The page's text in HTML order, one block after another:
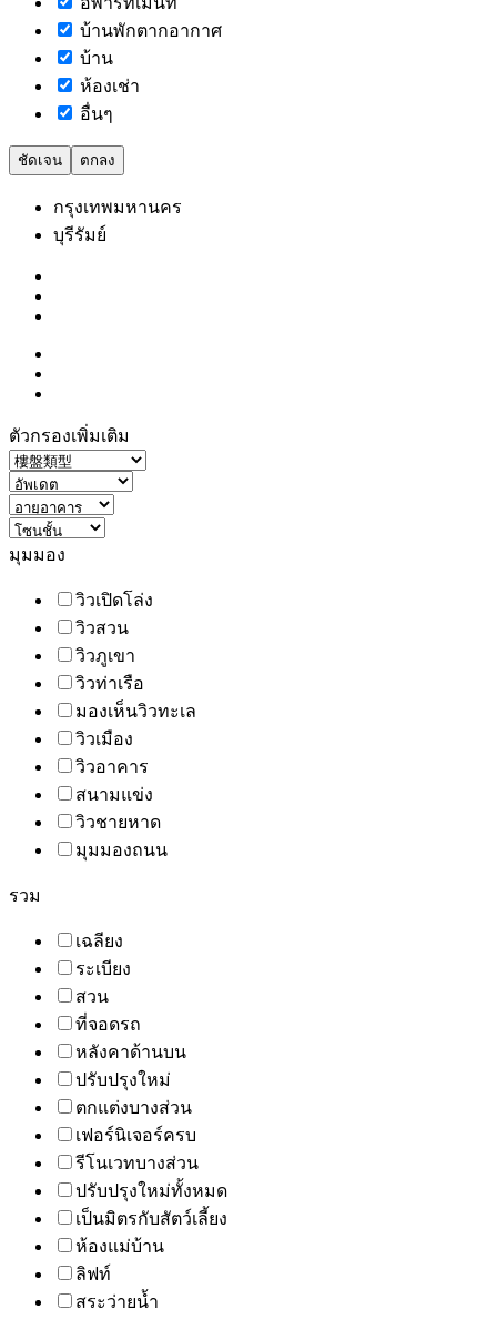
บ้านพักตากอากาศ
บ้าน
ห้องเช่า
อื่นๆ
ชัดเจน ตกลง
กรุงเทพมหานคร
บุรีรัมย์
ตัวกรองเพิ่มเติม
มุมมอง
วิวเปิดโล่ง
วิวสวน
วิวภูเขา
วิวท่าเรือ
มองเห็นวิวทะเล
วิวเมือง
วิวอาคาร
สนามแข่ง
วิวชายหาด
มุมมองถนน
รวม
เฉลียง
ระเบียง
สวน
ที่จอดรถ
หลังคาด้านบน
ปรับปรุงใหม่
ตกแต่งบางส่วน
เฟอร์นิเจอร์ครบ
รีโนเวทบางส่วน
ปรับปรุงใหม่ทั้งหมด
เป็นมิตรกับสัตว์เลี้ยง
ห้องแม่บ้าน
ลิฟท์
สระว่ายน้ำ